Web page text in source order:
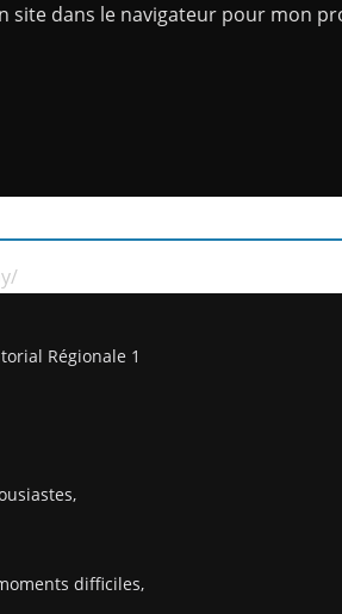
site dans le navigateur pour mon
Régionale 1
difficiles,